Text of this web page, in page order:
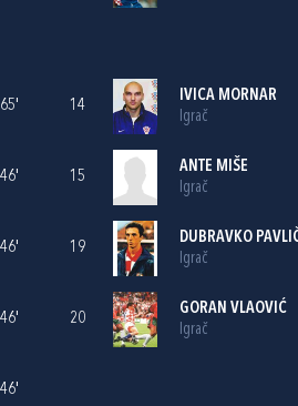
65'
46'
46'
46'
46'
14
IVICA MORNAR
Igrač
15
ANTE MIŠE
Igrač
19
DUBRAVKO
Igrač
20
GORAN VLAOVIĆ
Igrač